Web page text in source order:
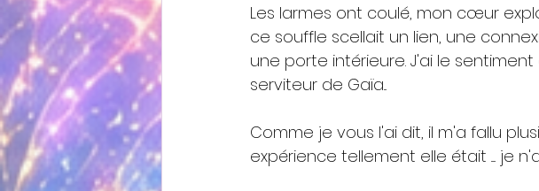
Les larmes ont coulé, mon cœur
ce souffle scellait un lien, une
une porte intérieure. J'ai le
serviteur de Gaïa...
Comme je vous l'ai dit, il m'a fallu
expérience tellement elle était ..... je